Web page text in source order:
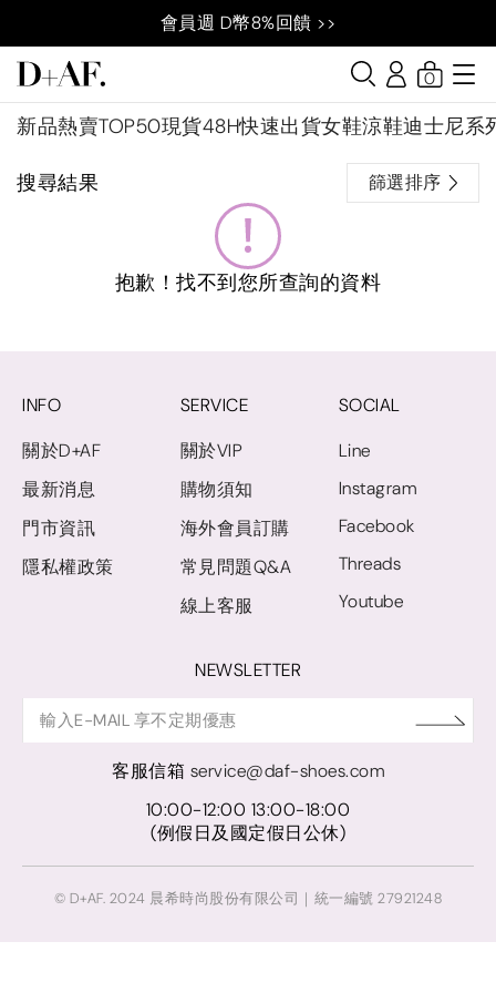
會員週 D幣8%回饋 >>
新品熱賣TOP50現貨48H快速出貨女鞋涼鞋迪士尼系
0
搜尋結果 篩選排序
抱歉！找不到您所查詢的資料
INFO
關於D+AF
最新消息
門市資訊
隱私權政策
SERVICE
關於VIP
購物須知
海外會員訂購
常見問題Q&A
線上客服
SOCIAL
Line
Instagram
Facebook
Threads
Youtube
NEWSLETTER
客服信箱 service@daf-shoes.com
10:00-12:00 13:00-18:00
(例假日及國定假日公休)
© D+AF. 2024 晨希時尚股份有限公司｜統一編號 27921248